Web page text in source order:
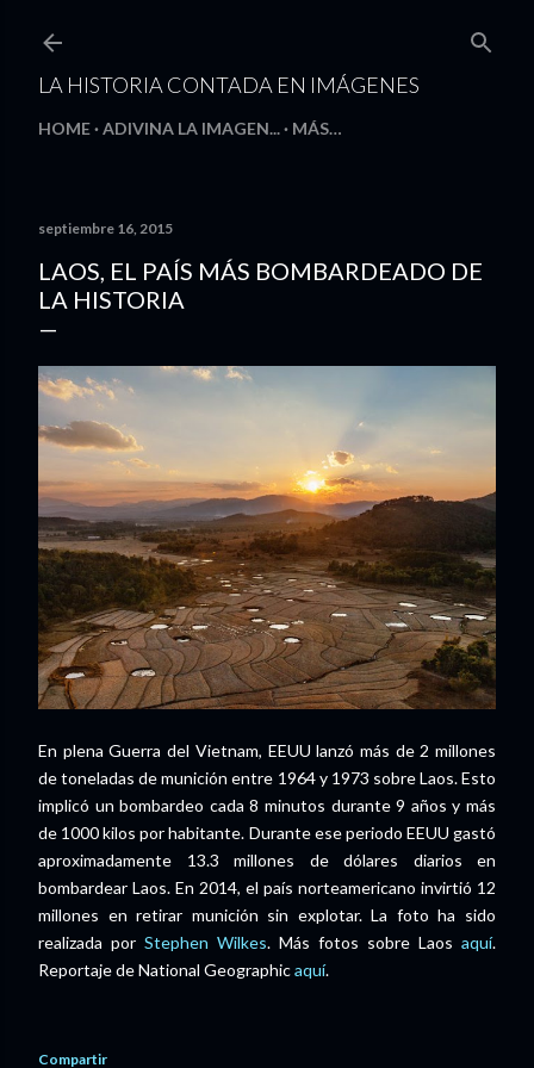
LA HISTORIA CONTADA EN IMÁGENES
HOME ADIVINA LA IMAGEN... MÁS…
septiembre 16, 2015
LAOS, EL PAÍS MÁS BOMBARDEADO DE
LA HISTORIA
En plena Guerra del Vietnam, EEUU lanzó más de 2 millones
de toneladas de munición entre 1964 y 1973 sobre Laos. Esto
implicó un bombardeo cada 8 minutos durante 9 años y más
de 1000 kilos por habitante. Durante ese periodo EEUU gastó
aproximadamente 13.3 millones de dólares diarios en
bombardear Laos. En 2014, el país norteamericano invirtió 12
millones en retirar munición sin explotar. La foto ha sido
realizada por Stephen Wilkes. Más fotos sobre Laos aquí.
Reportaje de National Geographicaquí.
Compartir